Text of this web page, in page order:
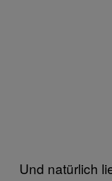
Und natürlich